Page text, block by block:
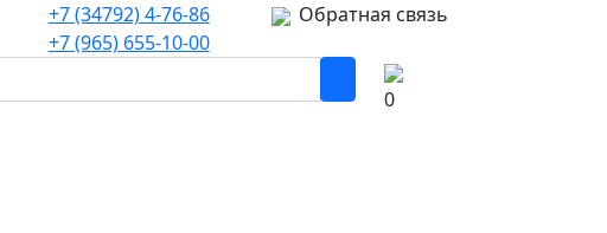
+7 (34792) 4-76-86
+7 (965) 655-10-00
Обратная связь
0